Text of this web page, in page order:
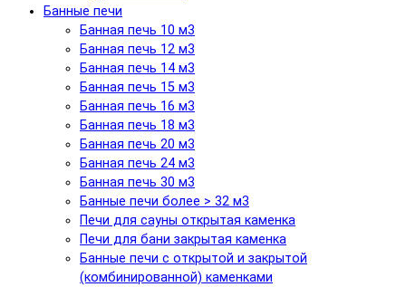
Банные печи
Банная печь 10 м3
Банная печь 12 м3
Банная печь 14 м3
Банная печь 15 м3
Банная печь 16 м3
Банная печь 18 м3
Банная печь 20 м3
Банная печь 24 м3
Банная печь 30 м3
Банные печи более > 32 м3
Печи для сауны открытая каменка
Печи для бани закрытая каменка
Банные печи с открытой и закрытой
(комбинированной) каменками